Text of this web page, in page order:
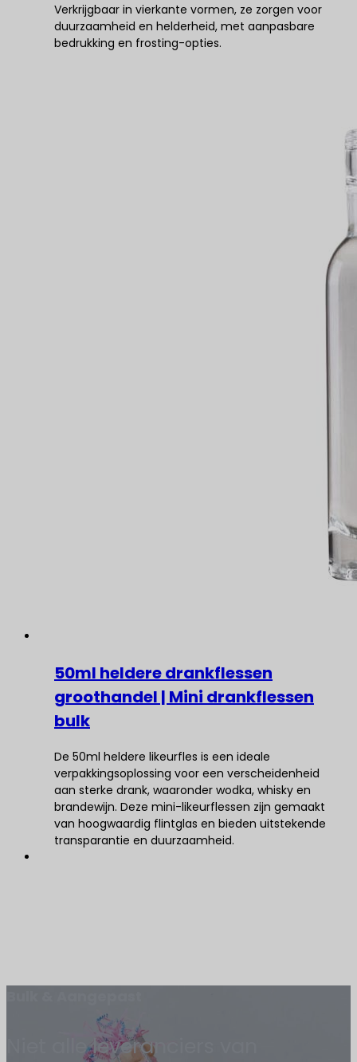
Verkrijgbaar in vierkante vormen, ze zorgen voor
duurzaamheid en helderheid, met aanpasbare
bedrukking en frosting-opties.
50ml heldere drankflessen
groothandel | Mini drankflessen
bulk
De 50ml heldere likeurfles is een ideale
verpakkingsoplossing voor een verscheidenheid
aan sterke drank, waaronder wodka, whisky en
brandewijn. Deze mini-likeurflessen zijn gemaakt
van hoogwaardig flintglas en bieden uitstekende
transparantie en duurzaamheid.
Niet alle leveranciers van